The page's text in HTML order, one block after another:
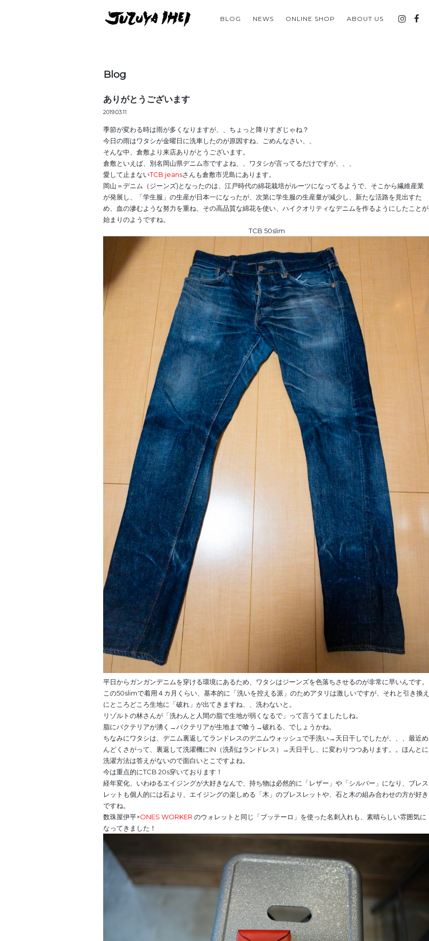
BLOG NEWS ONLINE SHOP ABOUT US
Blog
ありがとうございます
2019.03.11
季節が変わる時は雨が多くなりますが、、ちょっと降りすぎじゃね？
今日の雨はワタシが金曜日に洗車したのが原因すね、ごめんなさい、、
そんな中、倉敷より来店ありがとうございます。
倉敷といえば、別名岡山県デニム市ですよね、、ワタシが言ってるだけですが、、、
愛して止まないTCB jeansさんも倉敷市児島にあります。
岡山＝デニム（ジーンズ)となったのは、江戸時代の綿花栽培がルーツになってるようで、そこから繊維産業
が発展し、「学生服」の生産が日本一になったが、次第に学生服の生産量が減少し、新たな活路を見出すた
め、血の滲むような努力を重ね、その高品質な綿花を使い、ハイクオリティなデニムを作るようにしたことが
始まりのようですね。
TCB 50slim
平日からガンガンデニムを穿ける環境にあるため、ワタシはジーンズを色落ちさせるのが非常に早いんです。
この50slimで着用４カ月くらい、基本的に「洗いを控える派」のためアタリは激しいですが、それと引き換え
にところどころ生地に「破れ」が出てきますね、、洗わないと。
リゾルトの林さんが「洗わんと人間の脂で生地が弱くなるで」って言うてましたしね。
脂にバクテリアが湧く→バクテリアが生地まで喰う→破れる、でしょうかね。
ちなみにワタシは、デニム裏返してランドレスのデニムウォッシュで手洗い→天日干しでしたが、、、最近め
んどくさがって、裏返して洗濯機にIN（洗剤はランドレス）→天日干し、に変わりつつあります。。ほんとに
洗濯方法は答えがないので面白いとこですよね。
今は重点的にTCB 20s穿いております！
経年変化、いわゆるエイジングが大好きなんで、持ち物は必然的に「レザー」や「シルバー」になり、ブレス
レットも個人的には石より、エイジングの楽しめる「木」のブレスレットや、石と木の組み合わせの方が好き
ですね。
数珠屋伊平×ONES WORKER のウォレットと同じ「ブッテーロ」を使った名刺入れも、素晴らしい雰囲気に
なってきました！